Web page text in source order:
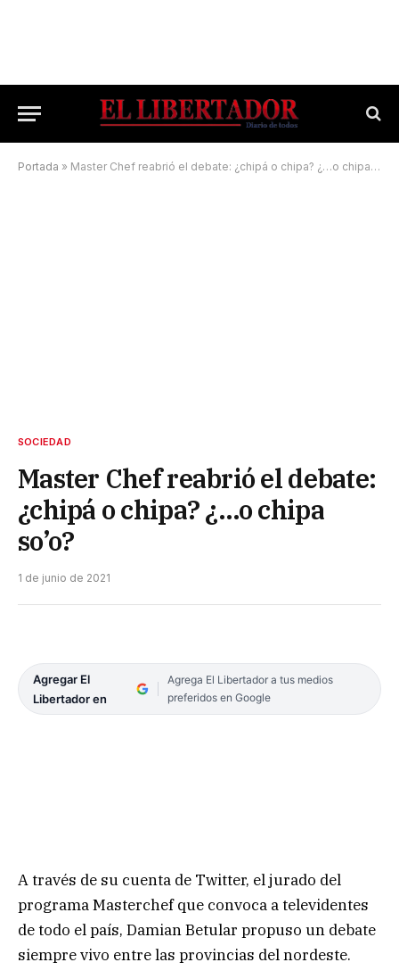
Portada » Master Chef reabrió el debate: ¿chipá o chipa? ¿…o chipa so’o?
SOCIEDAD
Master Chef reabrió el debate:
¿chipá o chipa? ¿…o chipa
so’o?
1 de junio de 2021
Agregar El
Libertador en
Agrega El Libertador a tus medios
preferidos en Google
A través de su cuenta de Twitter, el jurado del
programa Masterchef que convoca a televidentes
de todo el país, Damian Betular propuso un debate
siempre vivo entre las provincias del nordeste.